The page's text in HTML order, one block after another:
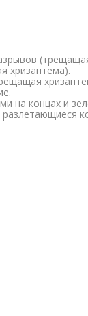
хризантема).
на концах и